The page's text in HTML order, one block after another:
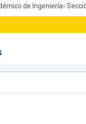
de Ingeniería-